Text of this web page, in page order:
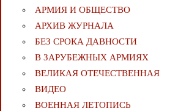
АРМИЯ И ОБЩЕСТВО
АРХИВ ЖУРНАЛА
БЕЗ СРОКА ДАВНОСТИ
В ЗАРУБЕЖНЫХ АРМИЯХ
ВЕЛИКАЯ ОТЕЧЕСТВЕННАЯ
ВИДЕО
ВОЕННАЯ ЛЕТОПИСЬ